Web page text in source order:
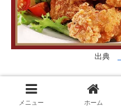
出典
・ぷるもち水餃子
メニュー ホーム